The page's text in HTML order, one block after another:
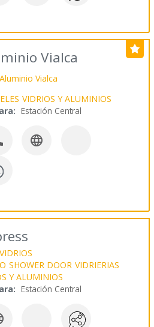
Vialca
VIDRIOS Y ALUMINIOS
Estación Central

VIDRIOS
SHOWER DOOR VIDRIERIAS
Y ALUMINIOS
Estación Central